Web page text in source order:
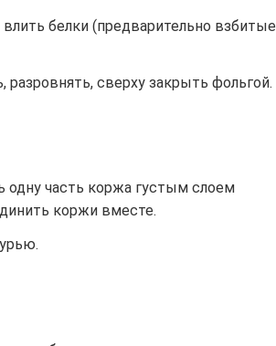
белки (предварительно взбитые
сверху закрыть фольгой.
одну часть коржа густым слоем
коржи вместе.